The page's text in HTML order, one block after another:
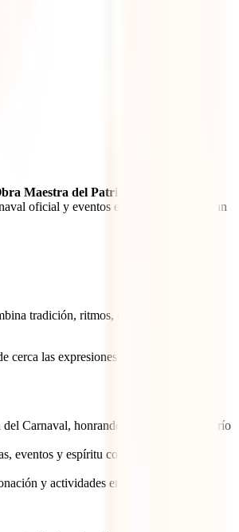
Maestra del Patrimonio Oral e
oficial y eventos especiales que resaltan
tradición, ritmos, desfiles, actividades
las expresiones más auténticas del
Carnaval, honrando la importancia del río
eventos y espíritu con el que se vivirá el
y actividades enfocadas en la